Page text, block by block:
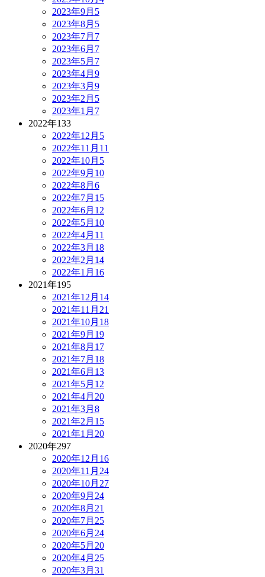
2023年9月 5
2023年8月 5
2023年7月 7
2023年6月 7
2023年5月 7
2023年4月 9
2023年3月 9
2023年2月 5
2023年1月 7
2022年133
2022年12月 5
2022年11月 11
2022年10月 5
2022年9月 10
2022年8月 6
2022年7月 15
2022年6月 12
2022年5月 10
2022年4月 11
2022年3月 18
2022年2月 14
2022年1月 16
2021年195
2021年12月 14
2021年11月 21
2021年10月 18
2021年9月 19
2021年8月 17
2021年7月 18
2021年6月 13
2021年5月 12
2021年4月 20
2021年3月 8
2021年2月 15
2021年1月 20
2020年297
2020年12月 16
2020年11月 24
2020年10月 27
2020年9月 24
2020年8月 21
2020年7月 25
2020年6月 24
2020年5月 20
2020年4月 25
2020年3月 31